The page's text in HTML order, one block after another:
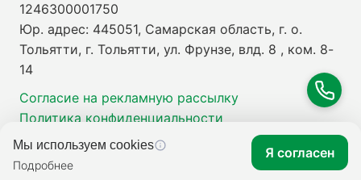
1246300001750
Юр. адрес: 445051, Самарская область, г. о.
Тольятти, г. Тольятти, ул. Фрунзе, влд. 8 , ком. 8-
14
Согласие на рекламную рассылку
Политика конфиденциальности
Мы используем cookies
Подробнее
Я согласен